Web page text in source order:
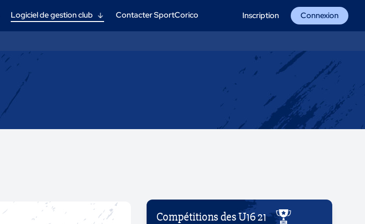
Logiciel de gestion club Contacter SportCorico Inscription Connexion
Compétitions des U16 21